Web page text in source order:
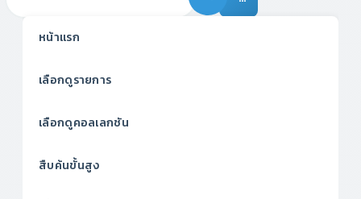
หน้าแรก
เลือกดูรายการ
เลือกดูคอลเลกชัน
สืบค้นขั้นสูง